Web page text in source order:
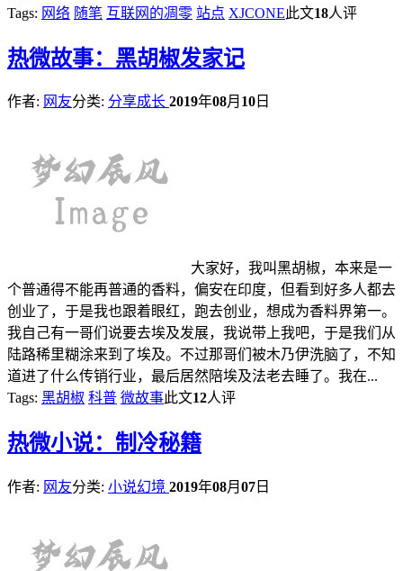
Tags: 网络 随笔 互联网的凋零 站点 XJCONE此文18人评
热微故事：黑胡椒发家记
作者: 网友分类: 分享成长 2019年08月 10 日
大家好，我叫黑胡椒，本来是一
个普通得不能再普通的香料，偏安在印度，但看到好多人都去
创业了，于是我也跟着眼红，跑去创业，想成为香料界第一。
我自己有一哥们说要去埃及发展，我说带上我吧，于是我们从
陆路稀里糊涂来到了埃及。不过那哥们被木乃伊洗脑了，不知
道进了什么传销行业，最后居然陪埃及法老去睡了。我在...
Tags: 黑胡椒 科普 微故事此文12人评
热微小说：制冷秘籍
作者: 网友分类: 小说幻境 2019年08月 07 日